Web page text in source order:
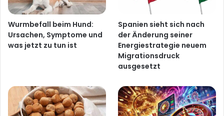
Wurmbefall beim Hund:
Ursachen, Symptome und
was jetzt zu tun ist
Spanien sieht sich nach
der Änderung seiner
Energiestrategie neuem
Migrationsdruck
ausgesetzt